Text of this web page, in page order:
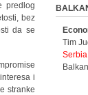
predlog
bez
da se
i
stranke
Tim